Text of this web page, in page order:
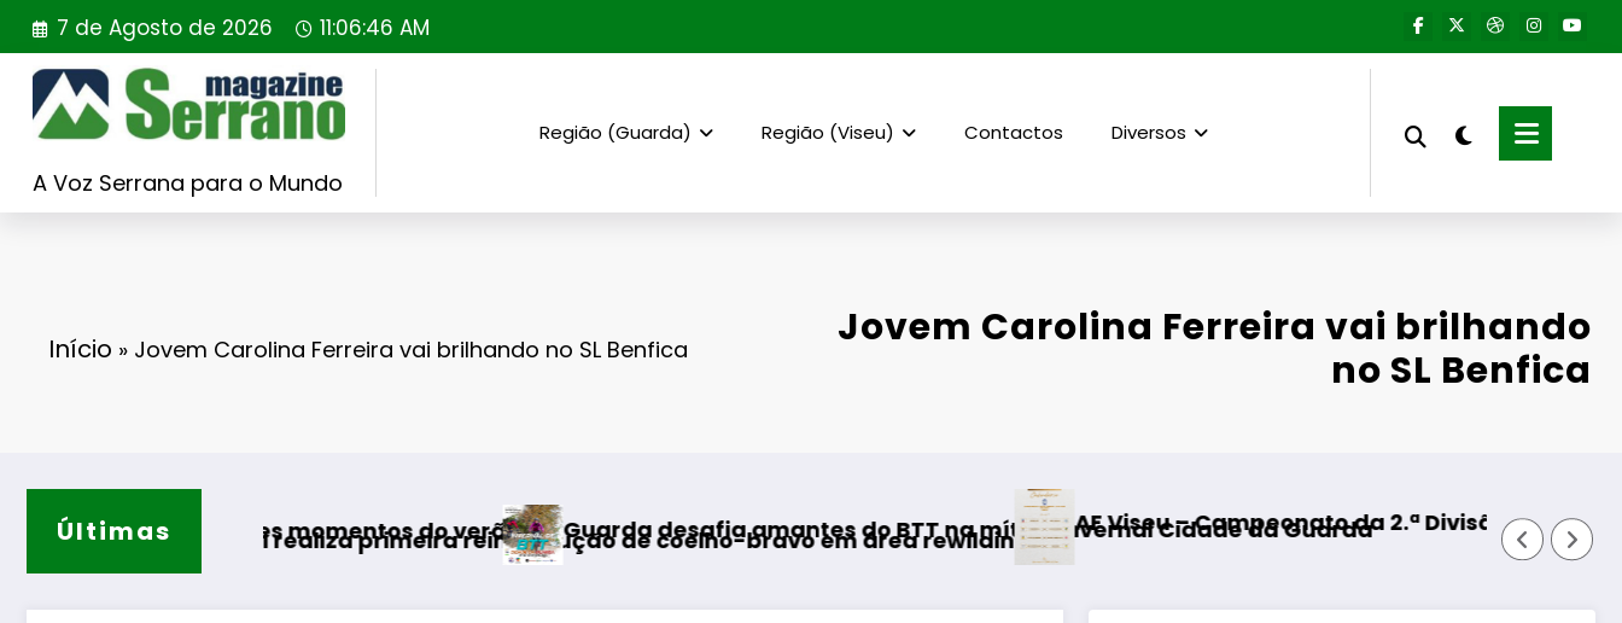
Saltar
para
conteúdo
7 de Agosto de 2026 11:06:47 AM
A Voz Serrana para o Mundo
Região (Guarda) Região (Viseu) Contactos Diversos
Início » Jovem Carolina Ferreira vai brilhando no SL Benfica
Jovem Carolina Ferreira vai brilhando
no SL Benfica
Últimas
momentos do verão
realiza primeira reintrodução de coelho-bravo em área rewilding
Guarda desafia amantes do BTT na mítica Invernal Cidade da GuardaAF Viseu – Campeonato da 2.ª Divisão Distrital – ISOJOFER sorteado
Fornos de Algodres –